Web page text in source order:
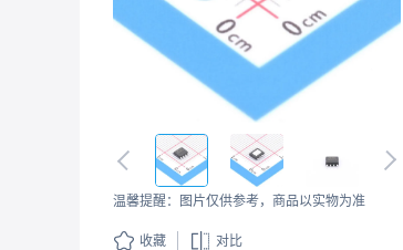
温馨提醒：图片仅供参考，商品以实物为准
收藏 对比